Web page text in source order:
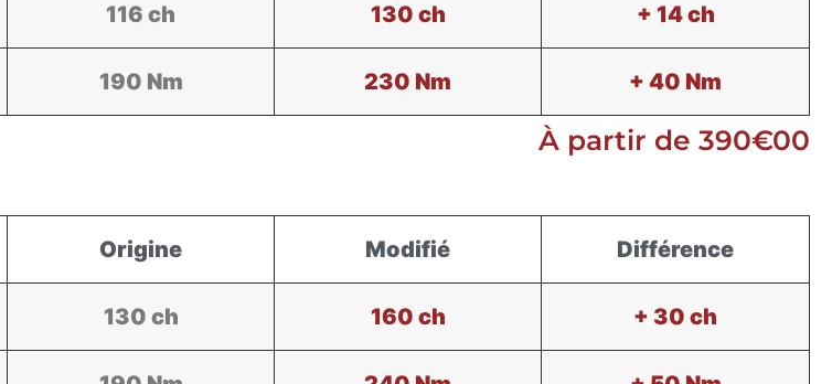
116 ch 130 ch + 14 ch
190 Nm 230 Nm + 40 Nm
À partir de 390€00
Origine Modifié Différence
130 ch 160 ch + 30 ch